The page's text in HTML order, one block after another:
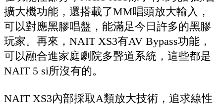
擴大機功能，還搭載了MM唱頭放大輸入，
可以對應黑膠唱盤，能滿足今日許多的黑膠
玩家。再來，NAIT XS3有AV Bypass功能，
可以融合進家庭劇院多聲道系統，這些都是
NAIT 5 si所沒有的。
NAIT XS3內部採取A類放大技術，追求線性